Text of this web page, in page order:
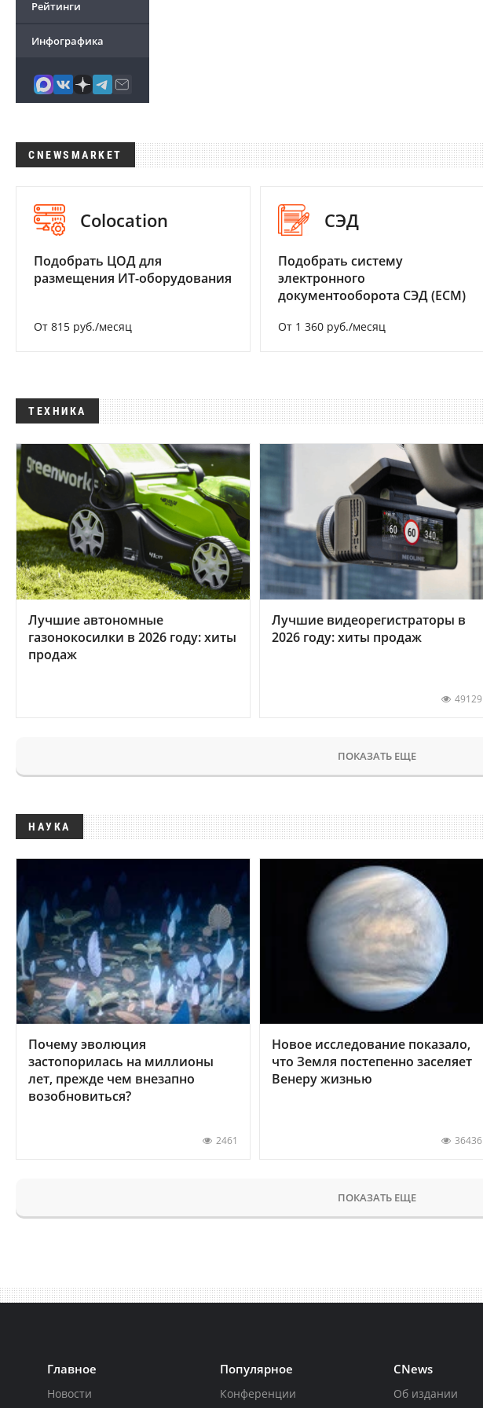
Рейтинги
Инфографика
CNEWSMARKET
Colocation
Подобрать ЦОД для
размещения ИТ-оборудования
От 815 руб./месяц
СЭД
Подобрать систему
электронного
документооборота СЭД (ECM)
От 1 360 руб./месяц
ТЕХНИКА
Лучшие автономные
газонокосилки в 2026 году: хиты
продаж
Лучшие видеорегистраторы в
2026 году: хиты продаж
49129
ПОКАЗАТЬ ЕЩЕ
НАУКА
Почему эволюция
застопорилась на миллионы
лет, прежде чем внезапно
возобновиться?
2461
Новое исследование показало,
что Земля постепенно заселяет
Венеру жизнью
36436
ПОКАЗАТЬ ЕЩЕ
Главное
Новости
Популярное
Конференции
CNews
Об издании